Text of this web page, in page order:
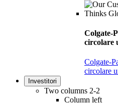
Colgate-
circolare
Colgate-
circolare
Investitori
Two columns 2-2
Column left